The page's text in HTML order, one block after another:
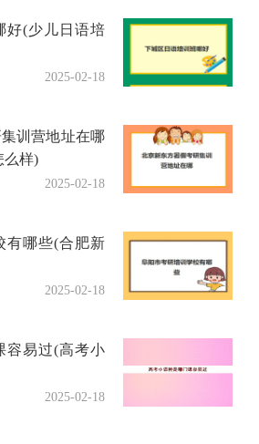
好(少儿日语培
2025-02-18
训营地址在哪
么样)
2025-02-18
有哪些(合肥新
2025-02-18
容易过(高考小
2025-02-18